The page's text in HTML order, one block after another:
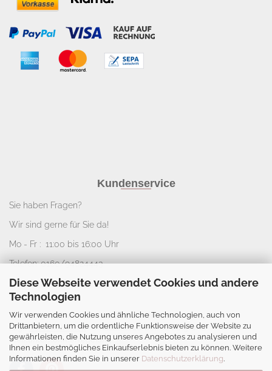
Diese Webseite verwendet Cookies und andere
Technologien
Wir verwenden Cookies und ähnliche Technologien, auch von
Drittanbietern, um die ordentliche Funktionsweise der Website zu
gewährleisten, die Nutzung unseres Angebotes zu analysieren und
Ihnen ein bestmögliches Einkaufserlebnis bieten zu können. Weitere
Informationen finden Sie in unserer Datenschutzerklärung.
Kundenservice
Sie haben Fragen?
Wir sind gerne für Sie da!
Mo - Fr : 11:00 bis 16:00 Uhr
Telefon: 0160/94824443
E-Mail:info@nice-deko.de
*Alle angegebenen Preise sind Gesamtpreise
zzgl. Versandkosten. Umsatzsteuerbefreit aufgrund
Kleinunternehmerregelung.